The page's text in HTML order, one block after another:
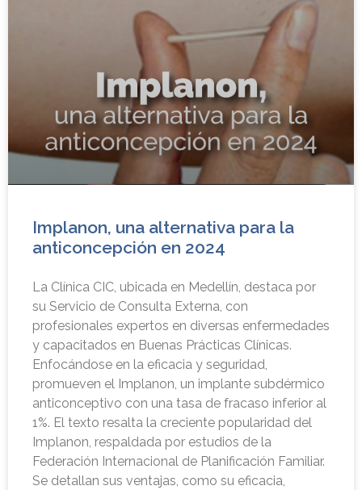
Implanon, una alternativa para la
anticoncepción en 2024
La Clínica CIC, ubicada en Medellín, destaca por
su Servicio de Consulta Externa, con
profesionales expertos en diversas enfermedades
y capacitados en Buenas Prácticas Clínicas.
Enfocándose en la eficacia y seguridad,
promueven el Implanon, un implante subdérmico
anticonceptivo con una tasa de fracaso inferior al
1%. El texto resalta la creciente popularidad del
Implanon, respaldada por estudios de la
Federación Internacional de Planificación Familiar.
Se detallan sus ventajas, como su eficacia,